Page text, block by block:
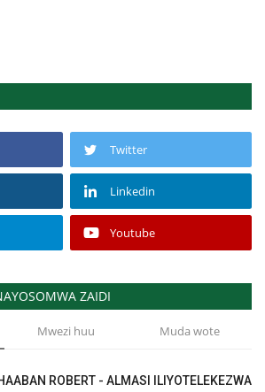
Twitter
Linkedin
Youtube
ZAIDI
Mwezi huu Muda wote
ROBERT - ALMASI ILIYOTELEKEZWA